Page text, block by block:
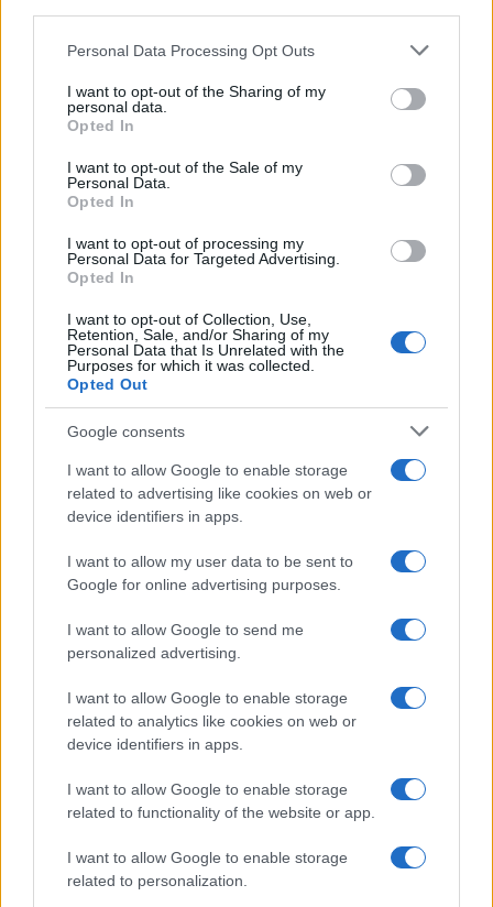
Please note that this website/app uses one or more Google
not limited to your visit or usage behaviour. You may click to
grant or deny consent to Google and its third-party tags to
use your data for below specified purposes in below Google
consent section.
Personal Data Processing Opt Outs
I want to opt-out of the Sharing of my
personal data.
Opted In
I want to opt-out of the Sale of my
Personal Data.
Opted In
I want to opt-out of processing my
Personal Data for Targeted Advertising.
Opted In
I want to opt-out of Collection, Use,
Retention, Sale, and/or Sharing of my
Personal Data that Is Unrelated with the
Purposes for which it was collected.
Opted Out
Google consents
I want to allow Google to enable storage
related to advertising like cookies on web or
device identifiers in apps.
I want to allow my user data to be sent to
Google for online advertising purposes.
I want to allow Google to send me
personalized advertising.
I want to allow Google to enable storage
related to analytics like cookies on web or
device identifiers in apps.
I want to allow Google to enable storage
related to functionality of the website or app.
I want to allow Google to enable storage
related to personalization.
Continua a leggere
LIFESTYLE
Come abbinare i pantaloni Capri con le kitten heels:
consigli e ispirazioni